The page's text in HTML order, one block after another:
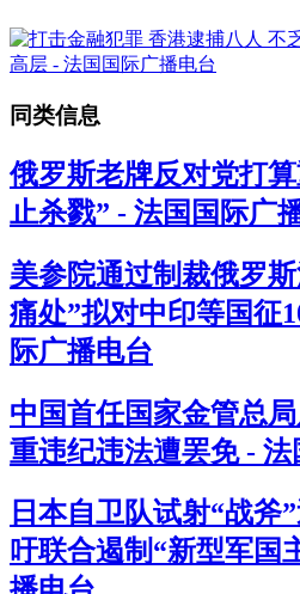
同类信息
俄罗斯老牌反对党打
止杀戮” - 法国国际广
美参院通过制裁俄罗
痛处”拟对中印等国征
际广播电台
中国首任国家金管总
重违纪违法遭罢免 -
日本自卫队试射“战斧
吁联合遏制“新型军国